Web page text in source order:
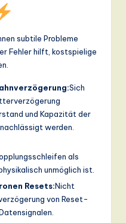
subtile Probleme
Fehler hilft, kostspielige
Sich
und Kapazität der
werden.
als
unmöglich ist.
Resets:Nicht
von Reset-